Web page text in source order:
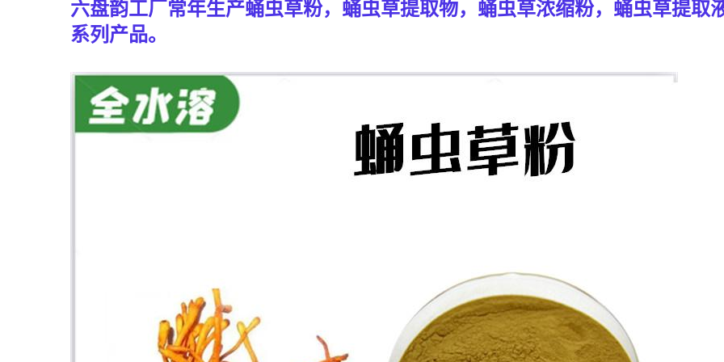
六盘韵工厂常年生产蛹虫草粉，蛹虫草提取物，蛹虫草浓缩粉，蛹虫草提取
系列产品。